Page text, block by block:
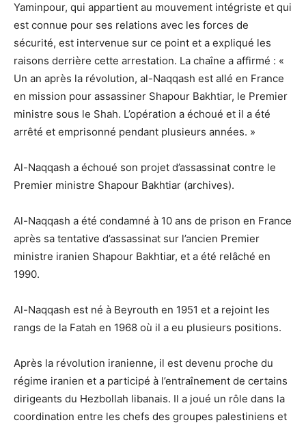
Yaminpour, qui appartient au mouvement intégriste et qui
est connue pour ses relations avec les forces de
sécurité, est intervenue sur ce point et a expliqué les
raisons derrière cette arrestation. La chaîne a affirmé : «
Un an après la révolution, al-Naqqash est allé en France
en mission pour assassiner Shapour Bakhtiar, le Premier
ministre sous le Shah. L’opération a échoué et il a été
arrêté et emprisonné pendant plusieurs années. »
Al-Naqqash a échoué son projet d’assassinat contre le
Premier ministre Shapour Bakhtiar (archives).
Al-Naqqash a été condamné à 10 ans de prison en France
après sa tentative d’assassinat sur l’ancien Premier
ministre iranien Shapour Bakhtiar, et a été relâché en
1990.
Al-Naqqash est né à Beyrouth en 1951 et a rejoint les
rangs de la Fatah en 1968 où il a eu plusieurs positions.
Après la révolution iranienne, il est devenu proche du
régime iranien et a participé à l’entraînement de certains
dirigeants du Hezbollah libanais. Il a joué un rôle dans la
coordination entre les chefs des groupes palestiniens et